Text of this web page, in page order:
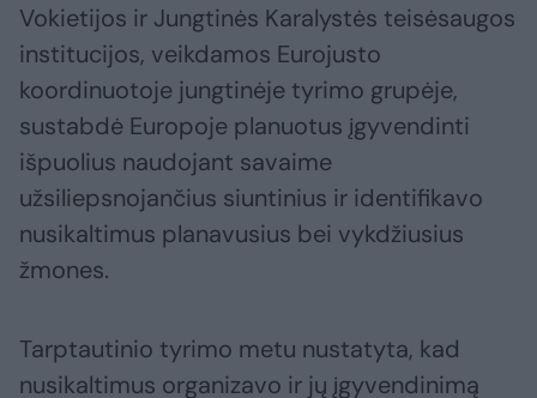
Vokietijos ir Jungtinės Karalystės teisėsaugos
institucijos, veikdamos Eurojusto
koordinuotoje jungtinėje tyrimo grupėje,
sustabdė Europoje planuotus įgyvendinti
išpuolius naudojant savaime
užsiliepsnojančius siuntinius ir identifikavo
nusikaltimus planavusius bei vykdžiusius
žmones.
Tarptautinio tyrimo metu nustatyta, kad
nusikaltimus organizavo ir jų įgyvendinimą